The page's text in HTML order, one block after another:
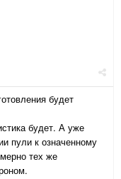
будет
будет. А уже
пули к означенному
тех же